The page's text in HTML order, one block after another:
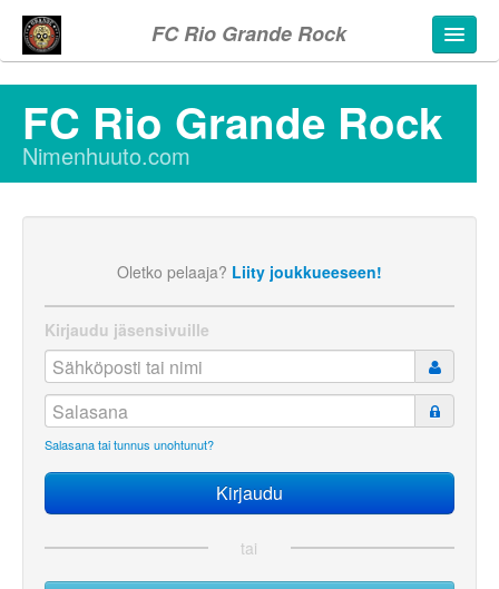
FC Rio Grande Rock
FC Rio Grande Rock
Nimenhuuto.com
Oletko pelaaja? Liity joukkueeseen!
Kirjaudu jäsensivuille
Salasana tai tunnus unohtunut?
tai